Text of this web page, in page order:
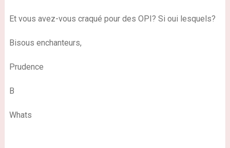
Et vous avez-vous craqué pour des OPI? Si oui lesquels?
Bisous enchanteurs,
Prudence
B
Whats